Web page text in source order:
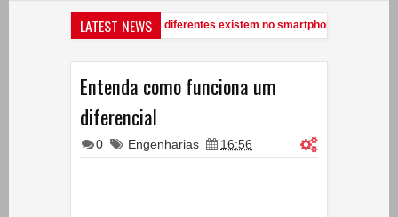
LATEST NEWS
Quantos elementos químicos diferentes existem no smartphone?
Entenda como funciona um
diferencial
0 Engenharias 16:56